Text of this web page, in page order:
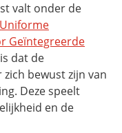
valt onder de
Uniforme
Geïntegreerde
dat de
bewust zijn van
Deze speelt
en de